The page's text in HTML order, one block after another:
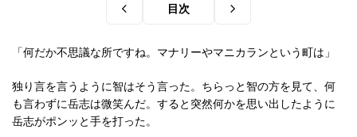
目次
「何だか不思議な所ですね。マナリーやマニカランという町は」
独り言を言うように智はそう言った。ちらっと智の方を見て、何
も言わずに岳志は微笑んだ。すると突然何かを思い出したように
岳志がポンッと手を打った。